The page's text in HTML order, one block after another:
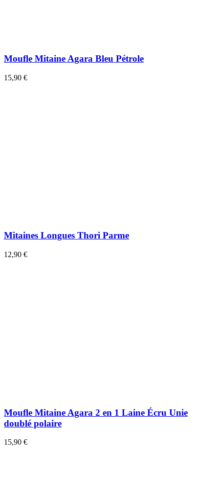
Moufle Mitaine Agara Bleu Pétrole
15,90 €
Mitaines Longues Thori Parme
12,90 €
Moufle Mitaine Agara 2 en 1 Laine Écru Unie
doublé polaire
15,90 €